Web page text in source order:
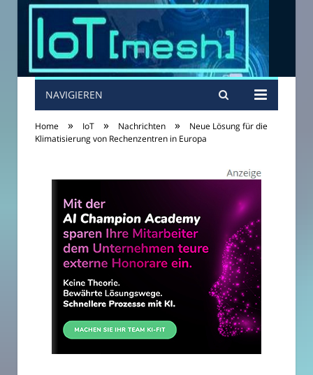
NAVIGIEREN
Home » IoT » Nachrichten »
Neue Lösung für die
Klimatisierung von Rechenzentren in Europa